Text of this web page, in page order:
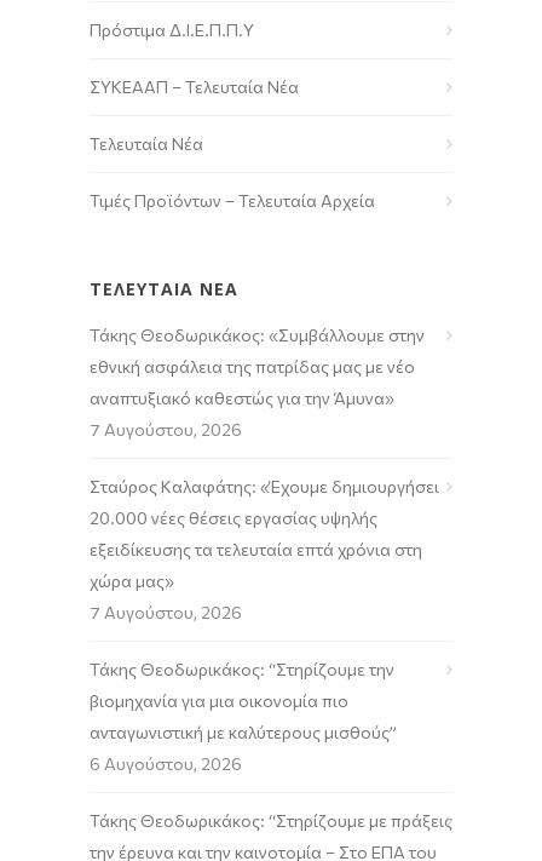
Πρόστιμα Δ.Ι.Ε.Π.Π.Υ
ΣΥΚΕΑΑΠ – Τελευταία Νέα
Τελευταία Νέα
Τιμές Προϊόντων – Τελευταία Αρχεία
ΤΕΛΕΥΤΑΙΑ ΝΕΑ
Τάκης Θεοδωρικάκος: «Συμβάλλουμε στην
εθνική ασφάλεια της πατρίδας μας με νέο
αναπτυξιακό καθεστώς για την Άμυνα»
7 Αυγούστου, 2026
Σταύρος Καλαφάτης: «Έχουμε δημιουργήσει
20.000 νέες θέσεις εργασίας υψηλής
εξειδίκευσης τα τελευταία επτά χρόνια στη
χώρα μας»
7 Αυγούστου, 2026
Τάκης Θεοδωρικάκος: “Στηρίζουμε την
βιομηχανία για μια οικονομία πιο
ανταγωνιστική με καλύτερους μισθούς”
6 Αυγούστου, 2026
Τάκης Θεοδωρικάκος: “Στηρίζουμε με πράξεις
την έρευνα και την καινοτομία – Στο ΕΠΑ του